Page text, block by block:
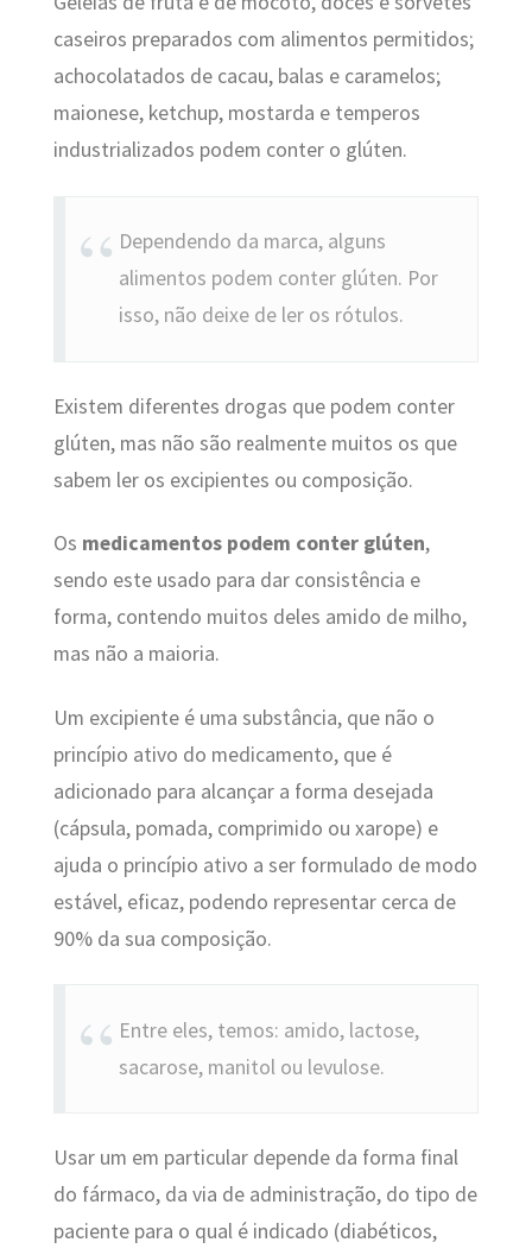
caseiros preparados com alimentos permitidos;
achocolatados de cacau, balas e caramelos;
maionese, ketchup, mostarda e temperos
industrializados podem conter o glúten.
Dependendo da marca, alguns
alimentos podem conter glúten. Por
isso, não deixe de ler os rótulos.
Existem diferentes drogas que podem conter
glúten, mas não são realmente muitos os que
sabem ler os excipientes ou composição.
Os medicamentos podem conter glúten,
sendo este usado para dar consistência e
forma, contendo muitos deles amido de milho,
mas não a maioria.
Um excipiente é uma substância, que não o
princípio ativo do medicamento, que é
adicionado para alcançar a forma desejada
(cápsula, pomada, comprimido ou xarope) e
ajuda o princípio ativo a ser formulado de modo
estável, eficaz, podendo representar cerca de
90% da sua composição.
Entre eles, temos: amido, lactose,
sacarose, manitol ou levulose.
Usar um em particular depende da forma final
do fármaco, da via de administração, do tipo de
paciente para o qual é indicado (diabéticos,